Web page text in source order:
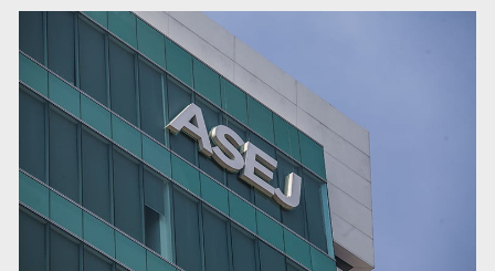
Ex policía es detenido por agresión y amenzas contra
su pareja